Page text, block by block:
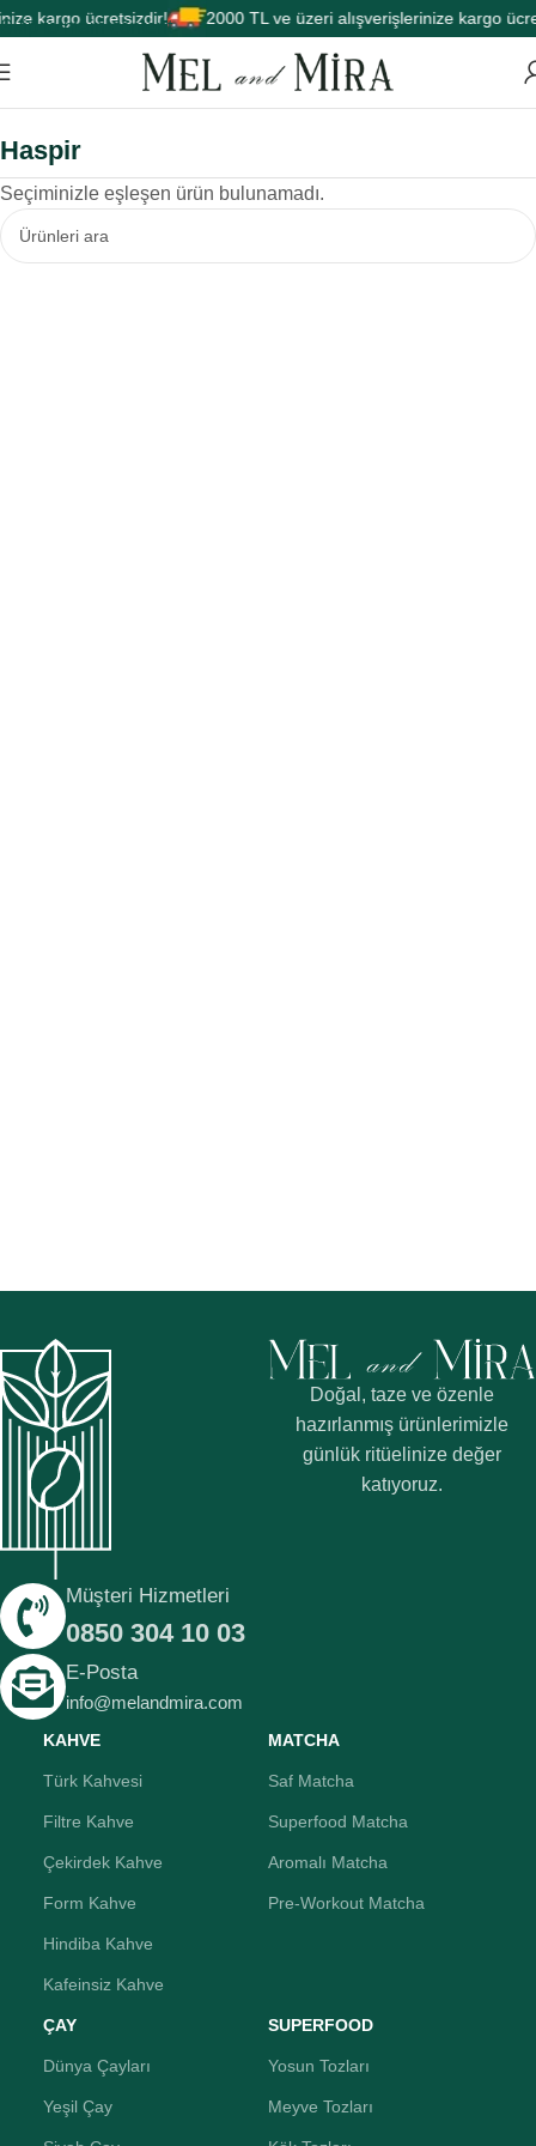
Skip to main content
kargo ücretsizdir! 2000 TL ve üzeri alışverişlerinize kargo
Haspir
Seçiminizle eşleşen ürün bulunamadı.
Doğal, taze ve özenle
hazırlanmış ürünlerimizle
günlük ritüelinize değer
katıyoruz.
Müşteri Hizmetleri
0850 304 10 03
E-Posta
info@melandmira.com
KAHVE
Türk Kahvesi
Filtre Kahve
Çekirdek Kahve
Form Kahve
Hindiba Kahve
Kafeinsiz Kahve
MATCHA
Saf Matcha
Superfood Matcha
Aromalı Matcha
Pre-Workout Matcha
ÇAY
Dünya Çayları
Yeşil Çay
SUPERFOOD
Yosun Tozları
Meyve Tozları